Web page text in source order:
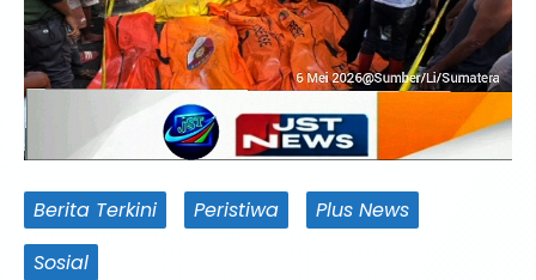
Berita Terkini Peristiwa
Plus News
Sosial